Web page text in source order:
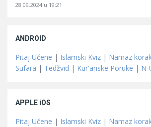
28.09.2024 u 19:21
ANDROID
Pitaj Učene | Islamski Kviz | Namaz
Sufara | Tedžvid | Kur'anske Poruke | N-
APPLE iOS
Pitaj Učene | Islamski Kviz | Namaz